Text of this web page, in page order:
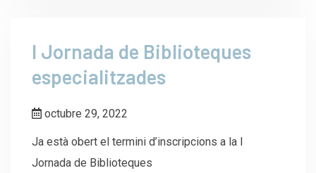
I Jornada de Biblioteques
especialitzades
octubre 29, 2022
Ja està obert el termini d’inscripcions a la I
Jornada de Biblioteques